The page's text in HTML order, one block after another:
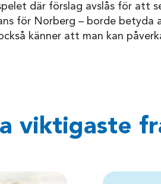
där förslag avslås för att
för Norberg – borde betyda
känner att man kan
viktigaste